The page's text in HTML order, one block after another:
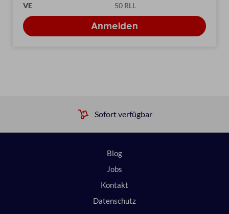
VE
50 RLL
Sofort verfügbar
Blog
Jobs
Kontakt
Datenschutz